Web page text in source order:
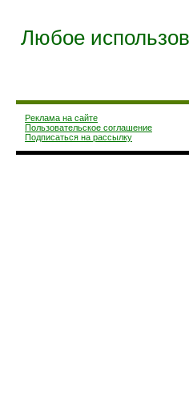
Любое
Реклама на сайте
Пользовательское соглашение
Подписаться на рассылку